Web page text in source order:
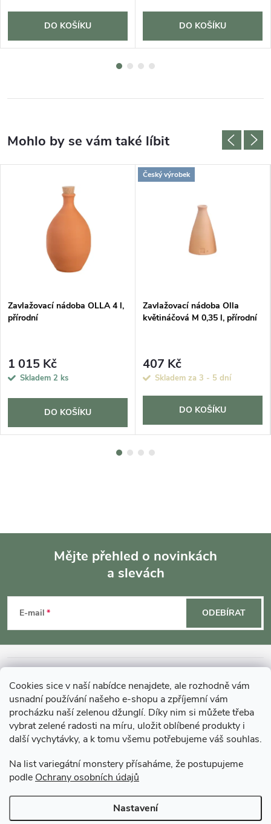
Cookies sice v naší nabídce nenajdete, ale rozhodně vám
usnadní používání našeho e-shopu a zpříjemní vám
procházku naší zelenou džunglí. Díky nim si můžete třeba
vybrat zelené radosti na míru, uložit oblíbené produkty i
další vychytávky, a k tomu všemu potřebujeme váš souhlas.
Na list variegátní monstery přísaháme, že postupujeme
podle Ochrany osobních údajů
Nastavení
DO KOŠÍKU DO KOŠÍKU
Zavlažovací nádoba OLLA 4 l,
přírodní
1 015 Kč
Skladem 2 ks
DO KOŠÍKU
Český výrobek
Zavlažovací nádoba Olla
květináčová M 0,35 l, přírodní
407 Kč
Skladem za 3 - 5 dní
DO KOŠÍKU
p
a
Mějte přehled o novinkách
a slevách
E-mail ODEBÍRAT
MOHLO BY VÁS ZAJÍMAT
O GARDNERS
Gardners Design - Projekt, realizace a údržba zahrad a interiérů